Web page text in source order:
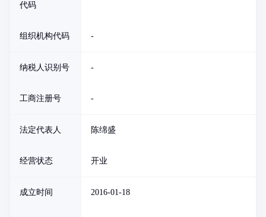
代码
组织机构代码 -
纳税人识别号 -
工商注册号 -
法定代表人 陈绵盛
经营状态 开业
成立时间 2016-01-18